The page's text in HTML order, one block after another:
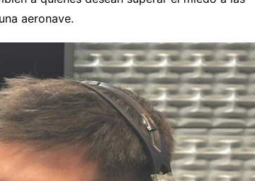
aeronave.